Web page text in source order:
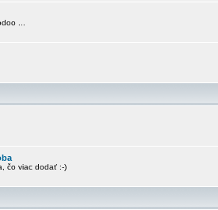
...
čo viac dodať :-)